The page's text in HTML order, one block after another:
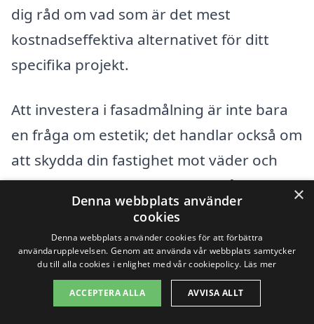
dig råd om vad som är det mest
kostnadseffektiva alternativet för ditt
specifika projekt.
Att investera i fasadmålning är inte bara
en fråga om estetik; det handlar också om
att skydda din fastighet mot väder och
slitage. Med rätt kunskap och några
välgrundade val kan du hitta en pålitlig
entreprenör som kan erbjuda
konkurrenskraftiga priser för
fasadmålning i Viskafors. Tveka inte att
jämföra olika alternativ och rådfråga flera
×
Denna webbplats använder
cookies
Denna webbplats använder cookies för att förbättra
användarupplevelsen. Genom att använda vår webbplats samtycker
du till alla cookies i enlighet med vår cookiepolicy. Läs mer
ACCEPTERA ALLA AVVISA ALLT